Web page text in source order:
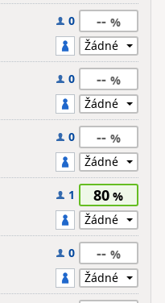
0 --
0 --
0 --
1 80
0 --